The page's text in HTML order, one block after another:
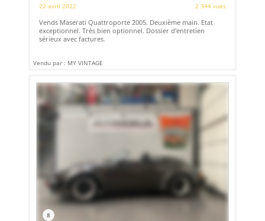
22 avril 2022
2 344 vues
Vends Maserati Quattroporte 2005. Deuxième main. Etat
exceptionnel. Très bien optionnel. Dossier d'entretien
sérieux avec factures.
Vendu par : MY VINTAGE
8